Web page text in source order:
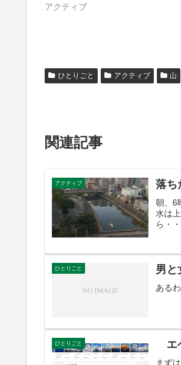
アクティブ
ひとりごと アクティブ 山
関連記事
アクティブ 落ち
朝、6
水は
ら・
ひとりごと 男と
ある
ひとりごと エ
まず